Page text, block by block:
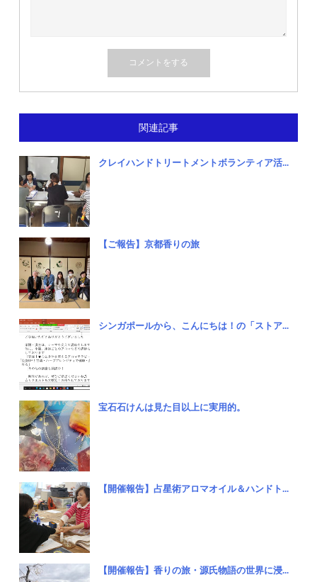
関連記事
クレイハンドトリートメントボランティア活...
【ご報告】京都香りの旅
シンガポールから、こんにちは！の「ストア...
宝石石けんは見た目以上に実用的。
【開催報告】占星術アロマオイル＆ハンドト...
【開催報告】香りの旅・源氏物語の世界に浸...